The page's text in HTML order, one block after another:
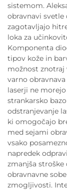
sistemom.
obravnavi
zagotavljajo
loka za
Komponenta
tipov kože in
možnost znotraj
varno
laserji ne
strankarsko
odstranjevanje
ki omogočajo
med sejami
vsako
napredek
zmanjša stroške
obravnavne
zmogljivosti.